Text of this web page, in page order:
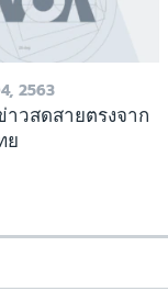
2563
าวสดสายตรงจาก
ย